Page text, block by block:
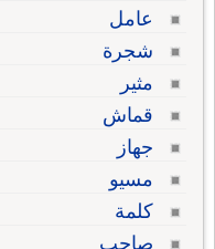
عامل
شجرة
مثير
قماش
جهاز
مسيو
كلمة
صاحب